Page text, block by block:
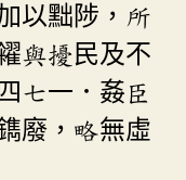
以黜陟，所
與擾民及不
七一．姦臣
廢，略無虛